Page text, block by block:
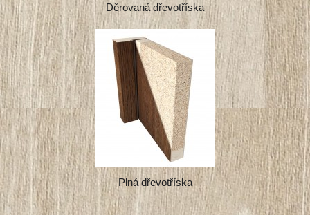
Děrovaná dřevotříska
Plná dřevotříska